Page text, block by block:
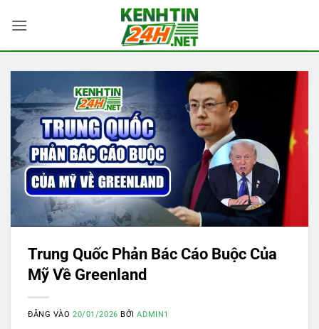
qua
Trung Quốc Phản Bác Cáo Buộc Của
Mỹ Về Greenland
ĐĂNG VÀO20/01/2026 BỞIADMIN1